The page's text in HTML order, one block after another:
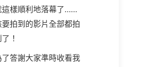
這樣順利地落幕了……
要拍到的影片全部都拍
！
了答謝大家準時收看我